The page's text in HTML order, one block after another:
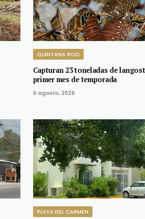
QUINTANA ROO
Capturan 23 toneladas de
primer mes de temporada
6 agosto, 2026
PLAYA DEL CARMEN